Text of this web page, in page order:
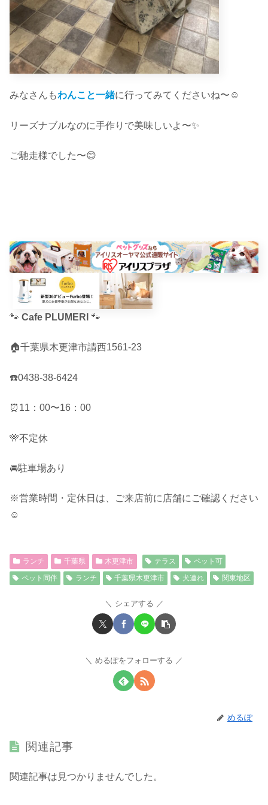
みなさんもわんこと一緒に行ってみてくださいね〜☺︎
リーズナブルなのに手作りで美味しいよ〜✨
ご馳走様でした〜😊
🐾 Cafe PLUMERI 🐾
🏠千葉県木更津市請西1561-23
☎️0438-38-6424
⏰11：00〜16：00
🎌不定休
🚘駐車場あり
※営業時間・定休日は、ご来店前に店舗にご確認ください
☺︎
ランチ 千葉県 木更津市 テラス
ペット可
ペット同伴
ランチ 千葉県木更津市 犬連れ 関東地区
シェアする
めるぽをフォローする
めるぽ
関連記事
関連記事は見つかりませんでした。